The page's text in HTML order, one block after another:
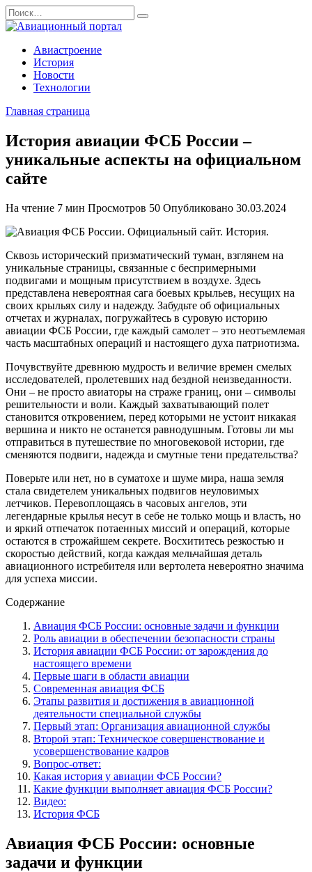
Перейти
к
содержанию
Search
for:
Авиастроение
История
Новости
Технологии
Главная страница
История авиации ФСБ России –
уникальные аспекты на официальном
сайте
На чтение 7 мин Просмотров 50 Опубликовано 30.03.2024
Сквозь исторический призматический туман, взглянем на
уникальные страницы, связанные с беспримерными
подвигами и мощным присутствием в воздухе. Здесь
представлена невероятная сага боевых крыльев, несущих на
своих крыльях силу и надежду. Забудьте об официальных
отчетах и журналах, погружайтесь в суровую историю
авиации ФСБ России, где каждый самолет – это неотъемлемая
часть масштабных операций и настоящего духа патриотизма.
Почувствуйте древнюю мудрость и величие времен смелых
исследователей, пролетевших над бездной неизведанности.
Они – не просто авиаторы на страже границ, они – символы
решительности и воли. Каждый захватывающий полет
становится откровением, перед которыми не устоит никакая
вершина и никто не останется равнодушным. Готовы ли мы
отправиться в путешествие по многовековой истории, где
сменяются подвиги, надежда и смутные тени предательства?
Поверьте или нет, но в суматохе и шуме мира, наша земля
стала свидетелем уникальных подвигов неуловимых
летчиков. Перевоплощаясь в часовых ангелов, эти
легендарные крылья несут в себе не только мощь и власть, но
и яркий отпечаток потаенных миссий и операций, которые
остаются в строжайшем секрете. Восхититесь резкостью и
скоростью действий, когда каждая мельчайшая деталь
авиационного истребителя или вертолета невероятно значима
для успеха миссии.
Содержание
Авиация ФСБ России: основные задачи и функции
Роль авиации в обеспечении безопасности страны
История авиации ФСБ России: от зарождения до
настоящего времени
Первые шаги в области авиации
Современная авиация ФСБ
Этапы развития и достижения в авиационной
деятельности специальной службы
Первый этап: Организация авиационной службы
Второй этап: Техническое совершенствование и
усовершенствование кадров
Вопрос-ответ:
Какая история у авиации ФСБ России?
Какие функции выполняет авиация ФСБ России?
Видео:
История ФСБ
Авиация ФСБ России: основные
задачи и функции